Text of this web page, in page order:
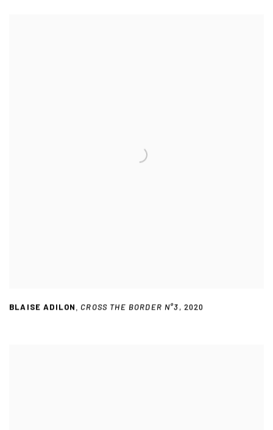
BLAISE ADILON , CROSS THE BORDER N°3, 2020